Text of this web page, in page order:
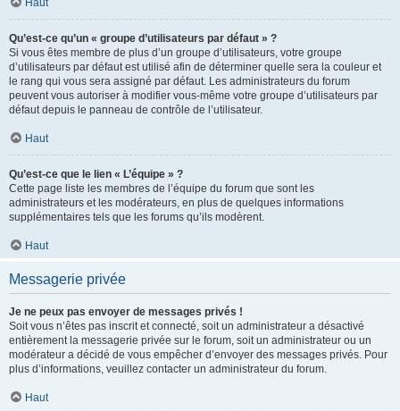
Haut
Qu’est-ce qu’un « groupe d’utilisateurs par défaut » ?
Si vous êtes membre de plus d’un groupe d’utilisateurs, votre groupe
d’utilisateurs par défaut est utilisé afin de déterminer quelle sera la couleur et
le rang qui vous sera assigné par défaut. Les administrateurs du forum
peuvent vous autoriser à modifier vous-même votre groupe d’utilisateurs par
défaut depuis le panneau de contrôle de l’utilisateur.
Haut
Qu’est-ce que le lien « L’équipe » ?
Cette page liste les membres de l’équipe du forum que sont les
administrateurs et les modérateurs, en plus de quelques informations
supplémentaires tels que les forums qu’ils modèrent.
Haut
Messagerie privée
Je ne peux pas envoyer de messages privés !
Soit vous n’êtes pas inscrit et connecté, soit un administrateur a désactivé
entièrement la messagerie privée sur le forum, soit un administrateur ou un
modérateur a décidé de vous empêcher d’envoyer des messages privés. Pour
plus d’informations, veuillez contacter un administrateur du forum.
Haut